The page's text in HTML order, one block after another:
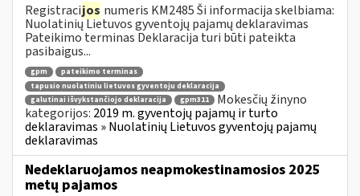
Registracijos numeris KM2485 Ši informacija skelbiama:
Nuolatinių Lietuvos gyventojų pajamų deklaravimas
Pateikimo terminas Deklaracija turi būti pateikta
pasibaigus...
gpm
pateikimo terminas
tapusio nuolatiniu lietuvos gyventoju deklaracija
galutinai išvykstančiojo deklaracija
gpm311
Mokesčių žinyno
kategorijos: 2019 m. gyventojų pajamų ir turto
deklaravimas » Nuolatinių Lietuvos gyventojų pajamų
deklaravimas
Nedeklaruojamos neapmokestinamosios 2025
metų pajamos